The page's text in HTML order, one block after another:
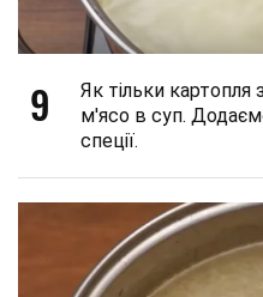
9
Як тільки
м'ясо в суп.
спеції.